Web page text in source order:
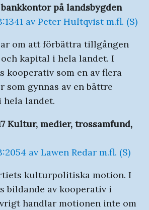
på landsbygden
av Peter Hultqvist m.fl. (S)
om att förbättra tillgången
kapital i hela landet. I
kooperativ som en av flera
som gynnas av en bättre
landet.
Kultur, medier, trossamfund,
av Lawen Redar m.fl. (S)
kulturpolitiska motion. I
bildande av kooperativ i
handlar motionen inte om